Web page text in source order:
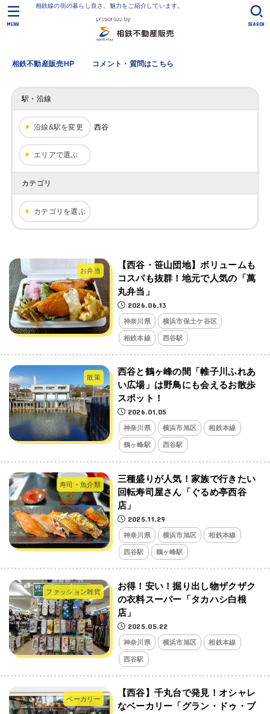
相鉄線の街の暮らし良さ、魅力をご紹介しています。
相鉄不動産販売HP コメント・質問はこちら
SEARCH
MENU
駅・沿線
沿線&駅を変更 西谷
エリアで選ぶ
カテゴリ
カテゴリを選ぶ
お弁当
【西谷・笹山団地】ボリュームも
コスパも抜群！地元で人気の「萬
丸弁当」
2026.06.13
神奈川県 横浜市保土ケ谷区
相鉄本線 西谷駅
散策
西谷と鶴ヶ峰の間「帷子川ふれあ
い広場」は野鳥にも会えるお散歩
スポット！
2026.01.05
神奈川県 横浜市旭区 相鉄本線
鶴ヶ峰駅 西谷駅
寿司・魚介類
三種盛りが人気！家族で行きたい
回転寿司屋さん「ぐるめ亭西谷
店」
2025.11.29
神奈川県 横浜市旭区 相鉄本線
西谷駅 鶴ヶ峰駅
ファッション雑貨
お得！安い！掘り出し物ザクザク
の衣料スーパー「タカハシ白根
店」
2025.05.22
神奈川県 横浜市旭区 相鉄本線
西谷駅
ベーカリー
【西谷】千丸台で発見！オシャレ
なベーカリー「グラン・ドゥ・ブ